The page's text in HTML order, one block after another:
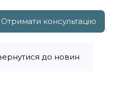
Отримати консультацію
до новин